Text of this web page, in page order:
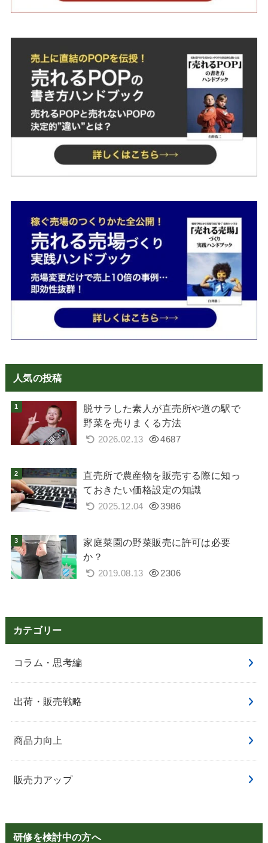
人気の投稿
脱サラした素人が直売所や道の駅で
野菜を売りまくる方法
2026.02.13 4687
直売所で農産物を販売する際に知っ
ておきたい価格設定の知識
2025.12.04 3986
家庭菜園の野菜販売に許可は必要
か？
2019.08.13 2306
カテゴリー
コラム・思考編
出荷・販売戦略
商品力向上
販売力アップ
研修を検討中の方へ